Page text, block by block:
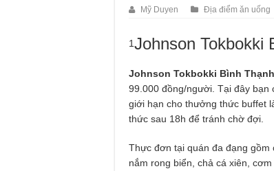
Mỹ Duyen Địa điểm ăn uống
1Johnson Tokbokki
Johnson Tokbokki Bình Thạnh
99.000 đồng/người. Tại đây bạn
giới hạn cho thưởng thức buffet
thức sau 18h để tránh chờ đợi.
Thực đơn tại quán đa đạng gồm
nắm rong biển, chả cá xiên,